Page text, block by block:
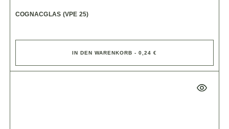
COGNACGLAS (VPE 25)
IN DEN WARENKORB - 0,24 €